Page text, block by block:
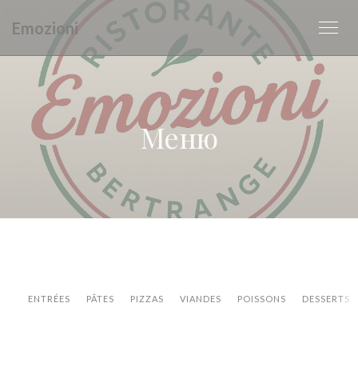
Панель управления cookies
Emozioni
Меню
ENTRÉES PÂTES PIZZAS VIANDES POISSONS DESSERTS